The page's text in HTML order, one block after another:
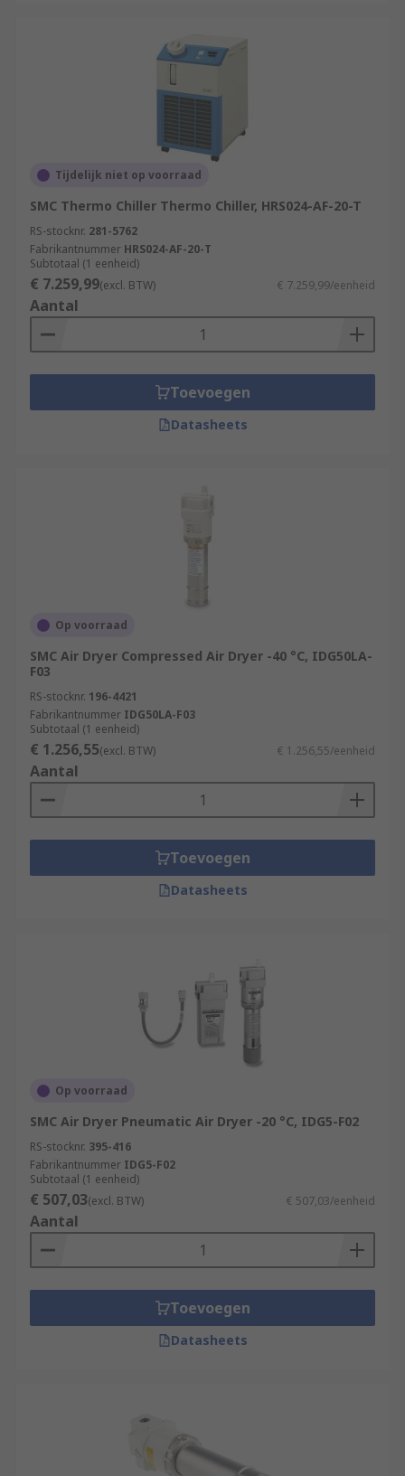
Tijdelijk niet op voorraad
SMC Thermo Chiller Thermo Chiller, HRS024-AF-20-T
RS-stocknr. 281-5762
Fabrikantnummer HRS024-AF-20-T
Subtotaal (1 eenheid)
€ 7.259,99(excl. BTW) € 7.259,99/eenheid
Aantal
Toevoegen
Datasheets
Op voorraad
SMC Air Dryer Compressed Air Dryer -40 °C, IDG50LA-
F03
RS-stocknr. 196-4421
Fabrikantnummer IDG50LA-F03
Subtotaal (1 eenheid)
€ 1.256,55(excl. BTW) € 1.256,55/eenheid
Aantal
Toevoegen
Datasheets
Op voorraad
SMC Air Dryer Pneumatic Air Dryer -20 °C, IDG5-F02
RS-stocknr. 395-416
Fabrikantnummer IDG5-F02
Subtotaal (1 eenheid)
€ 507,03(excl. BTW) € 507,03/eenheid
Aantal
Toevoegen
Datasheets